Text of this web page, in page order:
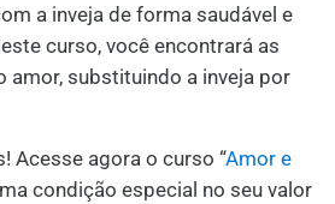
a inveja de forma saudável e
curso, você encontrará as
amor, substituindo a inveja por
Acesse agora o curso “Amor e
condição especial no seu valor